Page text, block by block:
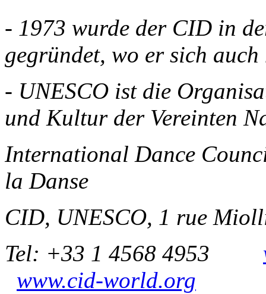
- 1973 wurde der CID in
gegründet, wo er sich
- UNESCO ist die
und Kultur der Vereinten
International Dance
la Danse
CID, UNESCO, 1 rue
Tel: +33 1 4568 4953
www.cid-world.org